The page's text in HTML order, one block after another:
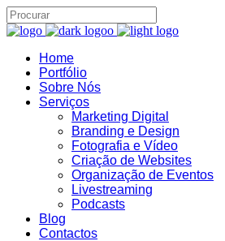
Home
Portfólio
Sobre Nós
Serviços
Marketing Digital
Branding e Design
Fotografia e Vídeo
Criação de Websites
Organização de Eventos
Livestreaming
Podcasts
Blog
Contactos
B22
Assistente IA · Brand22
Online